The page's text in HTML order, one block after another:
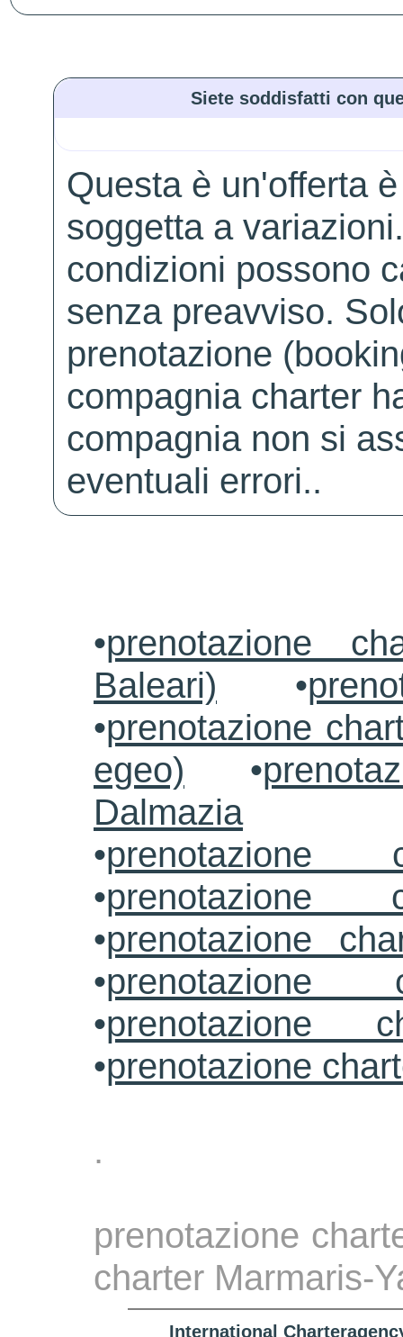
Siete soddisfatti con
Questa è un'offerta
soggetta a
condizioni possono
senza preavviso.
prenotazione
compagnia charter
compagnia non si
eventuali errori..
•prenotazione
Baleari) •
•prenotazione
egeo) •
Dalmazia
•prenotazione
•prenotazione
•prenotazione
•prenotazione
•prenotazione
•prenotazione
.
prenotazione
charter Marmaris-
International